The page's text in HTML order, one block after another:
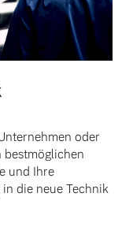
oder
bestmöglichen
und Ihre
die neue Technik